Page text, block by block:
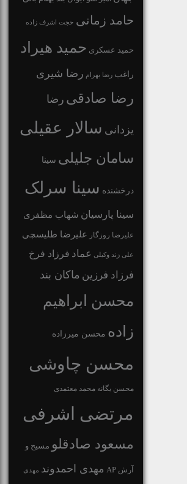
حامد زمانی حجت اشرف زاده
حمید عسکری حمید هیراد
راغب رضا بهرام رضا شیری
رضا صادقی رضا
یزدانی سالار عقیلی
سامان جلیلی سینا
درخشنده سینا سرلک
سینا پارسیان شهاب مظفری
علیرضا روزگار علیرضا طلیسچی
علی زند وکیلی عماد فرزاد فرخ
فرزاد فرزین ماکان بند
محسن ابراهیم
زاده محسن میرزاده
محسن چاوشی
محسن یگانه محمد معتمدی
مرتضی اشرفی
مسعود صادقلو مسیح و
آرش AP مهدی احمدوند مهدی